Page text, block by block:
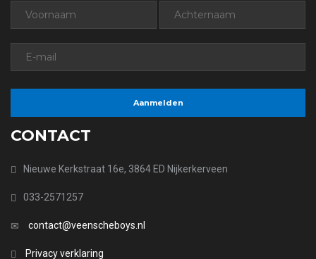
CONTACT
Nieuwe Kerkstraat 16e, 3864 ED Nijkerkerveen
033-2571257
contact@veenscheboys.nl
Privacy verklaring